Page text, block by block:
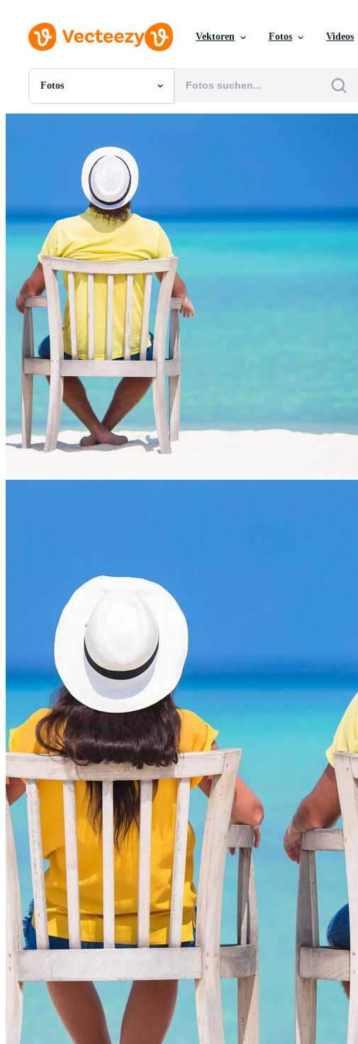
Vektoren Fotos Videos
Fotos
Alle Bilder
Vorlagen
Vektoren
Videos
Motion Graphics
Redaktionelle Bilder
Redaktionelle Ereignisse